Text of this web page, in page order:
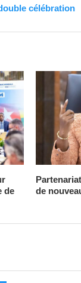
célébration
de
de